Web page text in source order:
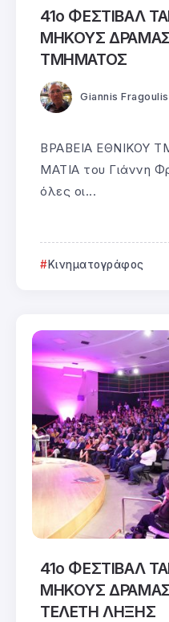
41ο ΦΕΣΤΙΒΑΛ
ΜΗΚΟΥΣ
ΤΜΗΜΑΤΟΣ
Giannis Fragoulis
ΒΡΑΒΕΙΑ ΕΘΝΙΚΟΥ
ΜΑΤΙΑ του Γιάννη
όλες οι...
Κινηματογράφος
41ο ΦΕΣΤΙΒΑΛ
ΜΗΚΟΥΣ
ΤΕΛΕΤΗ ΛΗΞΗΣ